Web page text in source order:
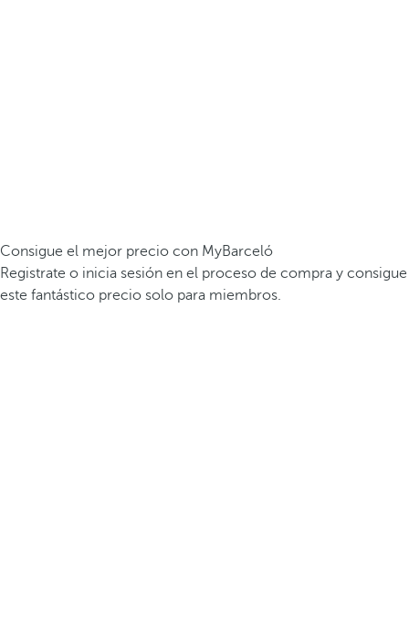
Consigue el mejor precio con MyBarceló
Registrate o inicia sesión en el proceso de compra y consigue
este fantástico precio solo para miembros.